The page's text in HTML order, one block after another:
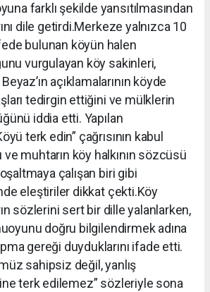
farklı şekilde yansıtılmasından
dile getirdi.Merkeze yalnızca 10
bulunan köyün halen
vurgulayan köy sakinleri,
açıklamalarının köyde
tedirgin ettiğini ve mülklerin
iddia etti. Yapılan
terk edin” çağrısının kabul
muhtarın köy halkının sözcüsü
çalışan biri gibi
eleştiriler dikkat çekti.Köy
sözlerini sert bir dille yalanlarken,
doğru bilgilendirmek adına
gereği duyduklarını ifade etti.
sahipsiz değil, yanlış
terk edilemez” sözleriyle sona